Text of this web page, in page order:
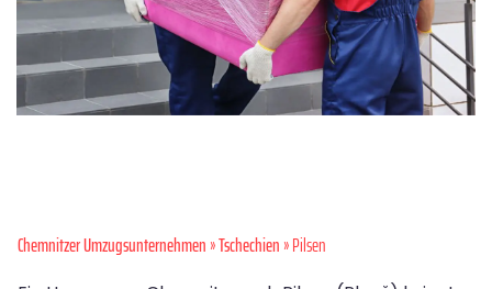
Chemnitzer Umzugsunternehmen»Tschechien» Pilsen